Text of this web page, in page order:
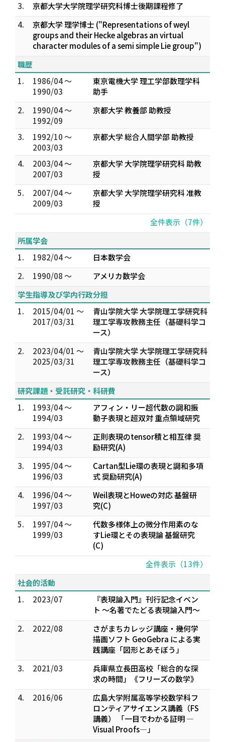
3.
京都大学大学院理学研究科博士後期課程修了
4.
京都大学 理学博士 ("Representations of weyl
groups and their Hecke algebras an virtual
character modules of a semi simple Lie group")
職歴
1.
1986/04 ～
1990/03
東京電機大学 理工学部数理学科
助手
2.
1990/04 ～
1992/09
京都大学 教養部 助教授
3.
1992/10 ～
2003/03
京都大学 総合人間学部 助教授
4.
2003/04 ～
2007/03
京都大学 大学院理学研究科 助教
授
5.
2007/04 ～
2009/03
京都大学 大学院理学研究科 准教
授
全件表示（7件）
所属学会
1.
1982/04 ～
日本数学会
2.
1990/08 ～
アメリカ数学会
学生指導及び学内行政分担
1.
2015/04/01 ～
2017/03/31
青山学院大学 大学院理工学研究科
理工学専攻教務主任（基礎科学コ
ース）
2.
2023/04/01 ～
2025/03/31
青山学院大学 大学院理工学研究科
理工学専攻教務主任（基礎科学コ
ース）
研究課題・受託研究・科研費
1.
1993/04 ～
1994/03
アフィン・リー超代数の調和振
動子表現と超双対 重点領域研究
2.
1993/04 ～
1994/03
正則表現のtensor積と相互律 奨
励研究(A)
3.
1995/04 ～
1996/03
Cartan型Lie環の表現と調和多項
式 奨励研究(A)
4.
1996/04 ～
1997/03
Weil表現とHoweの対応 基盤研
究(C)
5.
1997/04 ～
1999/03
代数多様体上の微分作用素のな
すLie環とその表現論 基盤研究
(C)
全件表示（13件）
社会的活動
1.
2023/07
『表現論入門』刊行記念イベン
ト ～名著でたどる表現論入門～
2.
2022/08
さがまちカレッジ講座・幾何学
描画ソフト GeoGebra による実
践講座「図形とあそぼう」
3.
2021/03
兵庫県立長田高校「総合的な探
求の時間」《フリーズの数学》
4.
2016/06
広島大学附属高等学校数学科フ
ロンティアサイエンス講義（FS
講義） 「一目でわかる証明 —
Visual Proofs—」